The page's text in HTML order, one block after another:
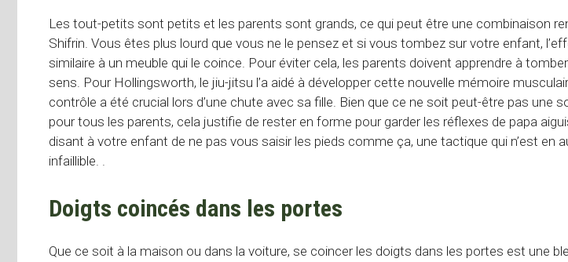
Les tout-petits sont petits et les parents sont grands, ce qui peut être une combinaison
Shifrin. Vous êtes plus lourd que vous ne le pensez et si vous tombez sur votre enfant,
similaire à un meuble qui le coince. Pour éviter cela, les parents doivent apprendre à
sens. Pour Hollingsworth, le jiu-jitsu l’a aidé à développer cette nouvelle mémoire
contrôle a été crucial lors d’une chute avec sa fille. Bien que ce ne soit peut-être pas une
pour tous les parents, cela justifie de rester en forme pour garder les réflexes de papa
disant à votre enfant de ne pas vous saisir les pieds comme ça, une tactique qui n’est en
infaillible. .
Doigts coincés dans les portes
Que ce soit à la maison ou dans la voiture, se coincer les doigts dans les portes est une